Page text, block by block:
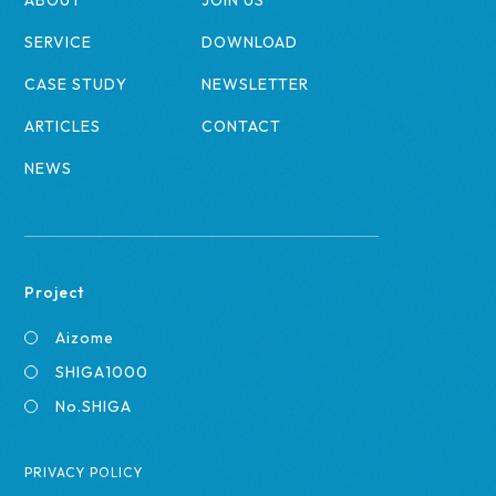
SERVICE DOWNLOAD
CASE STUDY NEWSLETTER
ARTICLES CONTACT
NEWS
Project
Aizome
SHIGA1000
No.SHIGA
PRIVACY POLICY